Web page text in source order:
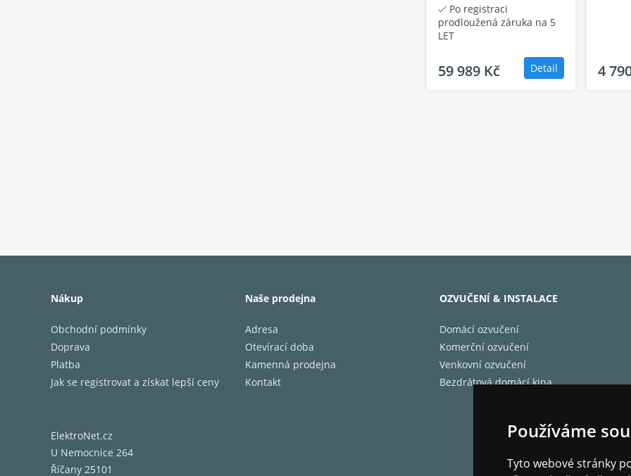
Používáme
Tyto webové stránky
směrů. Užijte si přirozený a realistický zvuk, který vás
Po registraci
prodloužená záruka na 5
LET
59 989 Kč Detail 4
Nákup
Obchodní podmínky
Doprava
Platba
Jak se registrovat a získat lepší ceny
Naše prodejna
Adresa
Otevírací doba
Kamenná prodejna
Kontakt
OZVUČENÍ & INSTALACE
Domácí ozvučení
Komerční ozvučení
Venkovní ozvučení
Bezdrátová domácí kina
ElektroNet.cz
U Nemocnice 264
Říčany 25101